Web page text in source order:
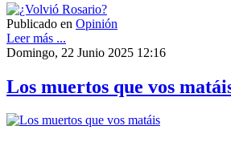
Publicado en Opinión
Leer más ...
Domingo, 22 Junio 2025 12:16
Los muertos que vos